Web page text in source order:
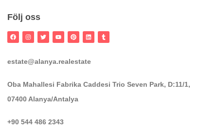
Följ oss
estate@alanya.realestate
Oba Mahallesi Fabrika Caddesi Trio Seven Park, D:11/1,
07400 Alanya/Antalya
+90 544 486 2343